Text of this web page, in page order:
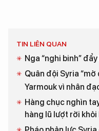
TIN LIÊN QUAN
Nga “nghi binh”
Quân đội Syria
Yarmouk vì nhân
Hàng chục nghìn
hàng lũ lượt rời khỏi